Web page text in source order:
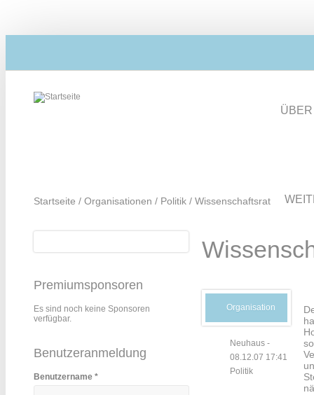
Startseite / Organisationen / Politik / Wissenschaftsrat
Suche
Premiumsponsoren
Es sind noch keine Sponsoren
verfügbar.
Benutzeranmeldung
Benutzername *
Organisation
Neuhaus -
08.12.07 17:41
Politik